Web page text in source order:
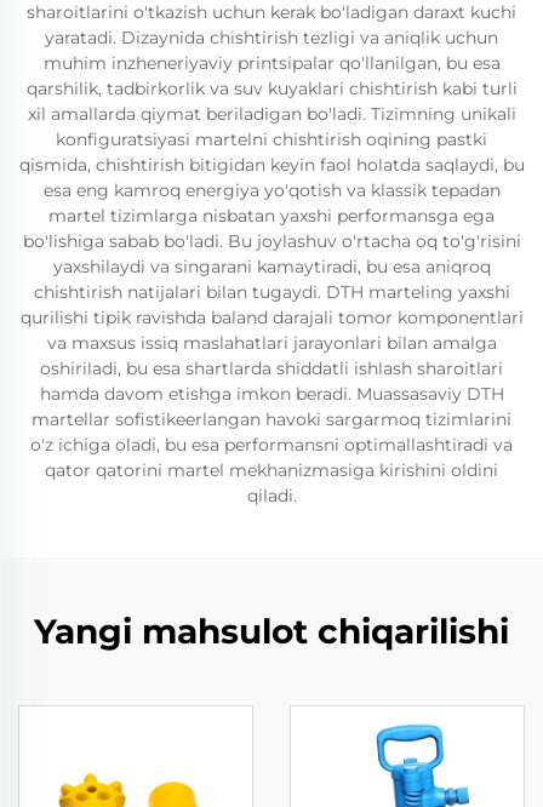
sharoitlarini o'tkazish uchun kerak bo'ladigan daraxt kuchi
yaratadi. Dizaynida chishtirish tezligi va aniqlik uchun
muhim inzheneriyaviy printsipalar qo'llanilgan, bu esa
qarshilik, tadbirkorlik va suv kuyaklari chishtirish kabi turli
xil amallarda qiymat beriladigan bo'ladi. Tizimning unikali
konfiguratsiyasi martelni chishtirish oqining pastki
qismida, chishtirish bitigidan keyin faol holatda saqlaydi, bu
esa eng kamroq energiya yo'qotish va klassik tepadan
martel tizimlarga nisbatan yaxshi performansga ega
bo'lishiga sabab bo'ladi. Bu joylashuv o'rtacha oq to'g'risini
yaxshilaydi va singarani kamaytiradi, bu esa aniqroq
chishtirish natijalari bilan tugaydi. DTH marteling yaxshi
qurilishi tipik ravishda baland darajali tomor komponentlari
va maxsus issiq maslahatlari jarayonlari bilan amalga
oshiriladi, bu esa shartlarda shiddatli ishlash sharoitlari
hamda davom etishga imkon beradi. Muassasaviy DTH
martellar sofistikeerlangan havoki sargarmoq tizimlarini
o'z ichiga oladi, bu esa performansni optimallashtiradi va
qator qatorini martel mekhanizmasiga kirishini oldini
qiladi.
Yangi mahsulot chiqarilishi